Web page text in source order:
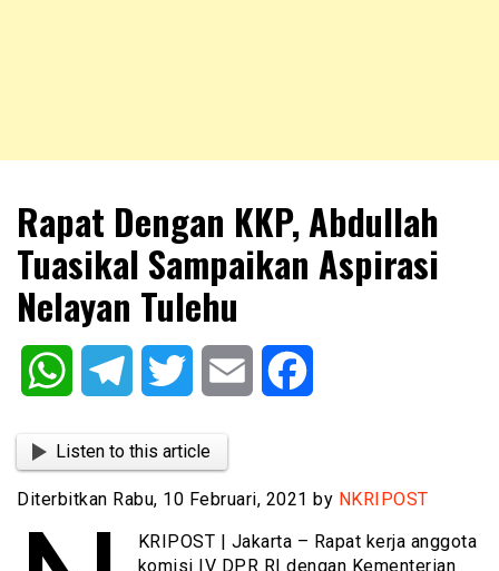
NKRIPOST
Rapat Dengan KKP, Abdullah
Tuasikal Sampaikan Aspirasi
Nelayan Tulehu
WhatsAppTelegram Twitter Email
Listen to this article
Diterbitkan Rabu, 10 Februari, 2021 by NKRIPOST
KRIPOST | Jakarta – Rapat kerja anggota
komisi IV DPR RI dengan Kementerian